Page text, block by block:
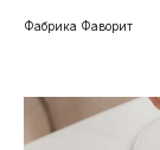
Фабрика Фаворит